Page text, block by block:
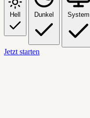
Hell Dunkel System
Jetzt starten